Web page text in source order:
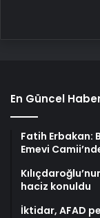
En Güncel
Fatih Erbakan:
Emevi
haciz konuldu
İktidar, AFAD